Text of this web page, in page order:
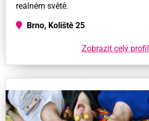
reálném světě.
Brno, Koliště 25
Zobrazit celý profil